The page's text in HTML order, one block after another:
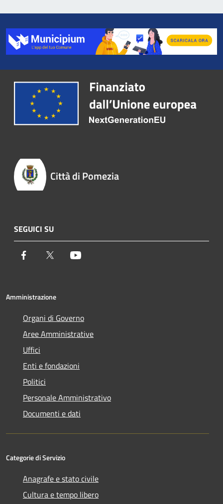
Città di Pomezia
SEGUICI SU
Facebook Twitter
Amministrazione
Organi di Governo
Aree Amministrative
Uffici
Enti e fondazioni
Politici
Personale Amministrativo
Documenti e dati
Categorie di Servizio
Anagrafe e stato civile
Cultura e tempo libero